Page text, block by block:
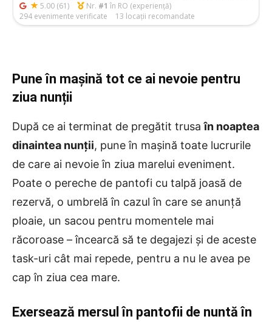
Pune în mașină tot ce ai nevoie pentru
ziua nunții
După ce ai terminat de pregătit trusaîn noaptea
dinaintea nunții, pune în mașină toate lucrurile
de care ai nevoie în ziua marelui eveniment.
Poate o pereche de pantofi cu talpă joasă de
rezervă, o umbrelă în cazul în care se anunță
ploaie, un sacou pentru momentele mai
răcoroase – încearcă să te degajezi și de aceste
task-uri cât mai repede, pentru a nu le avea pe
cap în ziua cea mare.
Exersează mersul în pantofii de nuntă în